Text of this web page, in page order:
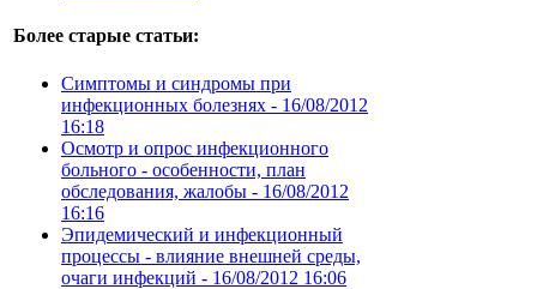
Более старые статьи:
Симптомы и синдромы при
инфекционных болезнях - 16/08/2012
16:18
Осмотр и опрос инфекционного
больного - особенности, план
обследования, жалобы - 16/08/2012
16:16
Эпидемический и инфекционный
процессы - влияние внешней среды,
очаги инфекций - 16/08/2012 16:06